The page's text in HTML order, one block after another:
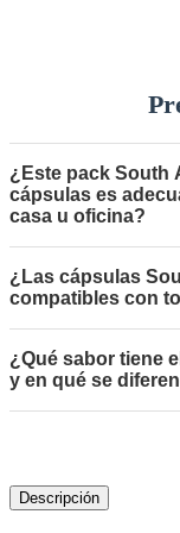
¿Este pack South
cápsulas es
casa u oficina?
¿Las cápsulas
compatibles con
¿Qué sabor tiene
y en qué se
Descripción